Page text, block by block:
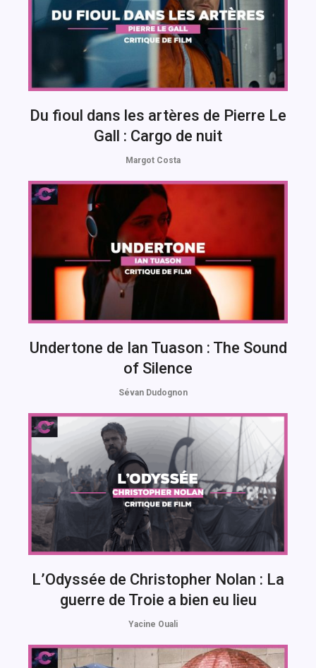
Du fioul dans les artères de Pierre Le
Gall : Cargo de nuit
Margot Costa
Undertone de Ian Tuason : The Sound
of Silence
Sévan Dudognon
L’Odyssée de Christopher Nolan : La
guerre de Troie a bien eu lieu
Yacine Ouali